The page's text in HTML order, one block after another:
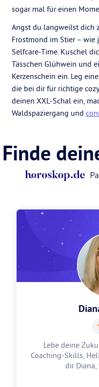
sogar mal für einen
Angst du langweilst dich
Frostmond im Stier – wie
Selfcare-Time. Kuschel
Tässchen Glühwein und
Kerzenschein ein. Leg
die bei dir für richtige
deinen XXL-Schal ein,
Waldspaziergang und
Finde
Lebe deine
Coaching-Skills,
dir